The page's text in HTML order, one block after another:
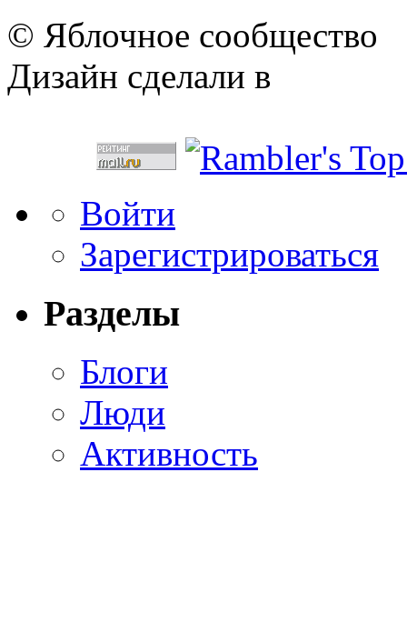
© Яблочное сообщество
Дизайн сделали в
Войти
Зарегистрироваться
Разделы
Блоги
Люди
Активность